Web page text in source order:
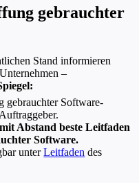
gebrauchter
Stand informieren
–
gebrauchter Software-
mit Abstand beste Leitfaden
Software.
unterLeitfaden des